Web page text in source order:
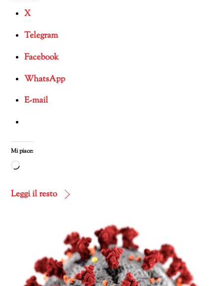
X
Telegram
Facebook
WhatsApp
E-mail
Mi piace:
Caricamento
corso…
Leggi il resto